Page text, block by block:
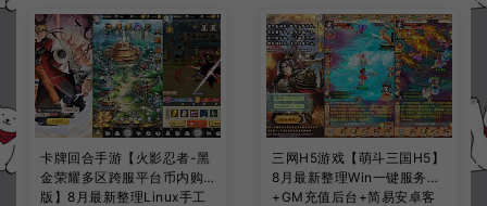
卡牌回合手游【火影忍者-黑
金荣耀多区跨服平台币内购
版】8月最新整理Linux手工
三网H5游戏【萌斗三国H5】
8月最新整理Win一键服务端
+GM充值后台+简易安卓客